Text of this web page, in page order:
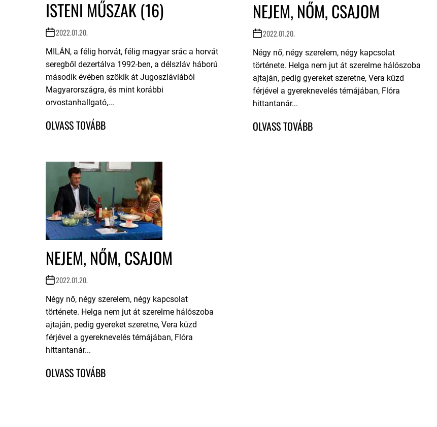
ISTENI MŰSZAK (16)
2022.01.20.
MILÁN, a félig horvát, félig magyar srác a horvát
seregből dezertálva 1992-ben, a délszláv háború
második évében szökik át Jugoszláviából
Magyarországra, és mint korábbi
orvostanhallgató,...
NEJEM, NŐM, CSAJOM
2022.01.20.
Négy nő, négy szerelem, négy kapcsolat
története. Helga nem jut át szerelme hálószoba
ajtaján, pedig gyereket szeretne, Vera küzd
férjével a gyereknevelés témájában, Flóra
hittantanár...
NEJEM, NŐM, CSAJOM
2022.01.20.
Négy nő, négy szerelem, négy kapcsolat
története. Helga nem jut át szerelme hálószoba
ajtaján, pedig gyereket szeretne, Vera küzd
férjével a gyereknevelés témájában, Flóra
hittantanár...